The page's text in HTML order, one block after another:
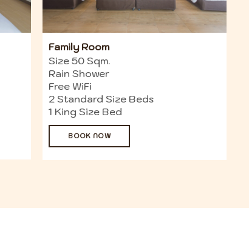
Family Room
Size 50 Sqm.
Rain Shower
Free WiFi
2 Standard Size Beds
1 King Size Bed
BOOK NOW